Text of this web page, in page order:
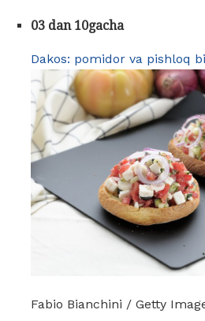
03 dan 10gacha
Dakos: pomidor va pishloq
Fabio Bianchini / Getty